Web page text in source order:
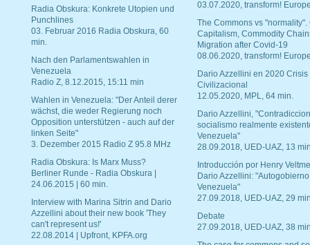
Radia Obskura: Konkrete Utopien und
Punchlines
03. Februar 2016 Radia Obskura, 60
min.
Nach den Parlamentswahlen in
Venezuela
Radio Z, 8.12.2015, 15:11 min
Wahlen in Venezuela: "Der Anteil derer
wächst, die weder Regierung noch
Opposition unterstützen - auch auf der
linken Seite"
3. Dezember 2015 Radio Z 95.8 MHz
Radia Obskura: Is Marx Muss?
Berliner Runde - Radia Obskura |
24.06.2015 | 60 min.
Interview with Marina Sitrin and Dario
Azzellini about their new book 'They
can't represent us!'
22.08.2014 | Upfront, KPFA.org
03.07.2020, transform!
The Commons vs "normality".
Capitalism, Commodity
Migration after Covid-19
08.06.2020, transform!
Dario Azzellini en 2020 Crisis
Civilizacional
12.05.2020, MPL, 64 min.
Dario Azzellini,
socialismo realmente
Venezuela"
28.09.2018, UED-UAZ, 13
Introducción por Henry
Dario Azzellini:
Venezuela"
27.09.2018, UED-UAZ, 29
Debate
27.09.2018, UED-UAZ, 38